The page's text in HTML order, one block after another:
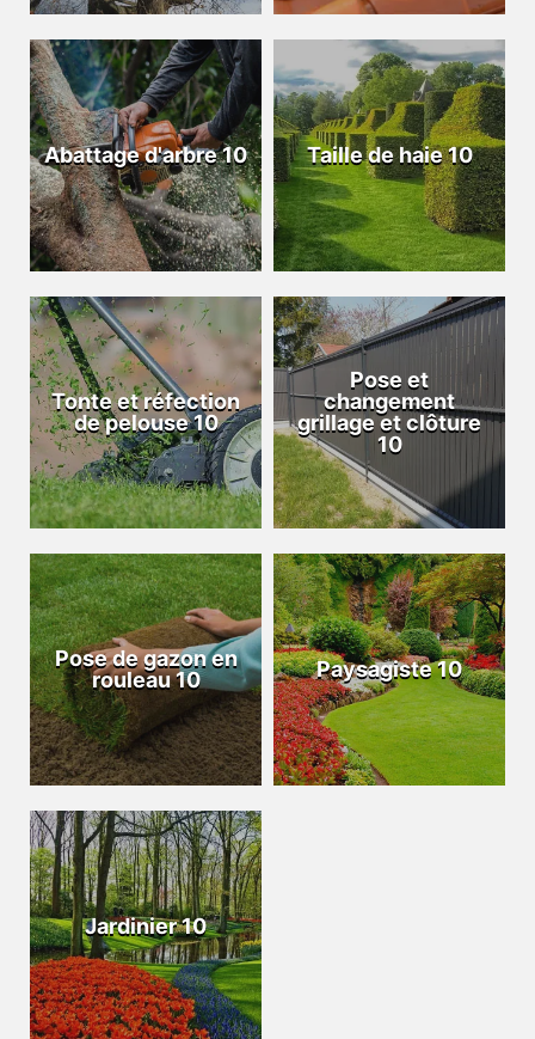
Abattage d'arbre 10 Taille de haie 10
Tonte et réfection
de pelouse 10
Pose et
changement
grillage et clôture
10
Pose de gazon en
rouleau 10
Paysagiste 10
Jardinier 10